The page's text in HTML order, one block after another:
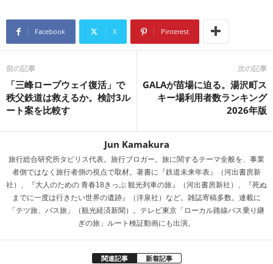
e
n
a
e
d
Facebook X Pinterest
前の記事
「三峰ロープウェイ復活」で
秩父鉄道は救えるか。検討3ル
ート案を比較す
次の記事
GALAが苗場に迫る。湯沢町ス
キー場利用者数ランキング
2026年版
Jun Kamakura
旅行総合研究所タビリス代表。旅行ブロガー。旅に関するテーマ全般を、事業
者側ではなく旅行者側の視点で取材。著書に『鉄道未来年表』（河出書房新
社）、『大人のための 青春18きっぷ 観光列車の旅』（河出書房新社）、『死ぬ
までに一度は行きたい世界の遺跡』（洋泉社）など。雑誌寄稿多数。連載に
「テツ旅、バス旅」（観光経済新聞）。テレビ東京「ローカル路線バス乗り継
ぎの旅」ルート検証動画にも出演。
関連記事 新着記事